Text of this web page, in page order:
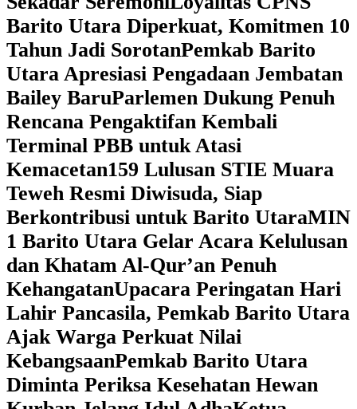
Barito Utara Diperkuat, Komitmen 10
Tahun Jadi SorotanPemkab Barito
Utara Apresiasi Pengadaan Jembatan
Bailey BaruParlemen Dukung Penuh
Rencana Pengaktifan Kembali
Terminal PBB untuk Atasi
Kemacetan159 Lulusan STIE Muara
Teweh Resmi Diwisuda, Siap
Berkontribusi untuk Barito UtaraMIN
1 Barito Utara Gelar Acara Kelulusan
dan Khatam Al-Qur’an Penuh
KehangatanUpacara Peringatan Hari
Lahir Pancasila, Pemkab Barito Utara
Ajak Warga Perkuat Nilai
KebangsaanPemkab Barito Utara
Diminta Periksa Kesehatan Hewan